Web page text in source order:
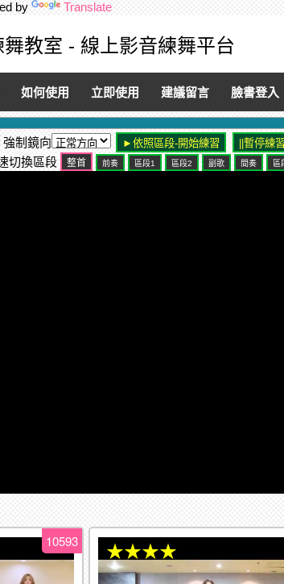
by Translate
教室 - 線上影音練舞平台
如何使用 立即使用 建議留言 臉書登入
強制鏡向
切換區段
10593
★★★★